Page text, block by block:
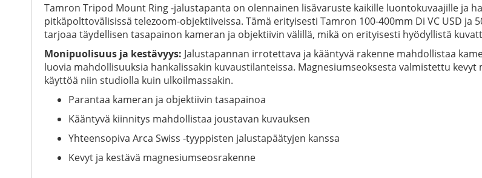
images
gallery
Tamron Tripod Mount Ring -jalustapanta on olennainen lisävaruste kaikille luontokuvaajille ja
pitkäpolttovälisissä telezoom-objektiiveissa. Tämä erityisesti Tamron 100-400mm Di VC USD ja
tarjoaa täydellisen tasapainon kameran ja objektiivin välillä, mikä on erityisesti hyödyllistä
Monipuolisuus ja kestävyys: Jalustapannan irrotettava ja kääntyvä rakenne mahdollistaa
luovia mahdollisuuksia hankalissakin kuvaustilanteissa. Magnesiumseoksesta valmistettu
käyttöä niin studiolla kuin ulkoilmassakin.
Parantaa kameran ja objektiivin tasapainoa
Kääntyvä kiinnitys mahdollistaa joustavan kuvauksen
Yhteensopiva Arca Swiss -tyyppisten jalustapäätyjen kanssa
Kevyt ja kestävä magnesiumseosrakenne